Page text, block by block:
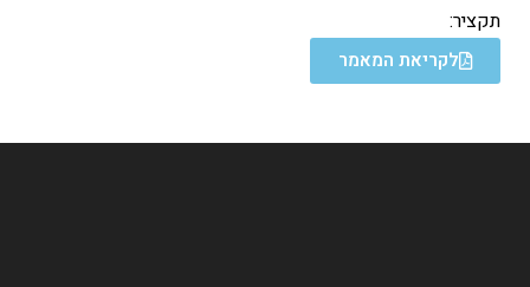
תקציר:
לקריאת המאמר